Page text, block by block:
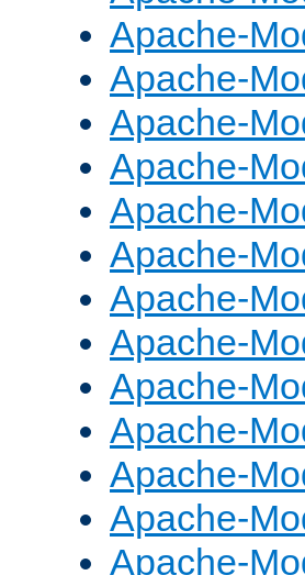
Apache-
Apache-
Apache-
Apache-
Apache-
Apache-
Apache-
Apache-
Apache-
Apache-
Apache-
Apache-
Apache-